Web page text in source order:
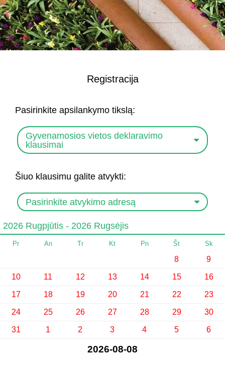
Registracija
Pasirinkite apsilankymo tikslą:
Gyvenamosios vietos deklaravimo
klausimai
Šiuo klausimu galite atvykti:
Pasirinkite atvykimo adresą
2026 Rugpjūtis - 2026 Rugsėjis
Pr An Tr Kt Pn Št Sk
8 9
10 11 12 13 14 15 16
17 18 19 20 21 22 23
24 25 26 27 28 29 30
31 1 2 3 4 5 6
2026-08-08